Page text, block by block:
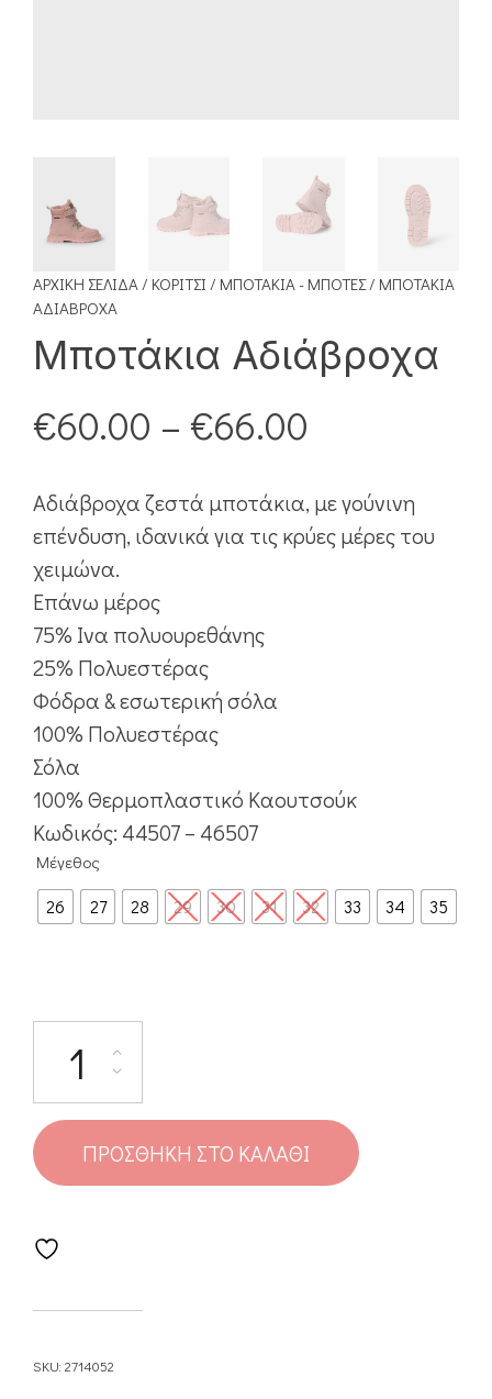
ΑΡΧΙΚΉ ΣΕΛΊΔΑ/ ΚΟΡΊΤΣΙ / ΜΠΟΤΆΚΙΑ - ΜΠΌΤΕΣ/ ΜΠΟΤΆΚΙΑ
ΑΔΙΆΒΡΟΧΑ
Μποτάκια Αδιάβροχα
€60.00 – €66.00
Αδιάβροχα ζεστά μποτάκια, με γούνινη
επένδυση, ιδανικά για τις κρύες μέρες του
χειμώνα.
Επάνω μέρος
75% Ινα πολυουρεθάνης
25% Πολυεστέρας
Φόδρα & εσωτερική σόλα
100% Πολυεστέρας
Σόλα
100% Θερμοπλαστικό Καουτσούκ
Κωδικός: 44507 – 46507
Μέγεθος
26 27 28 29 30 31 32 33 34 35
ΠΡΟΣΘΉΚΗ ΣΤΟ ΚΑΛΆΘΙ
SKU: 2714052